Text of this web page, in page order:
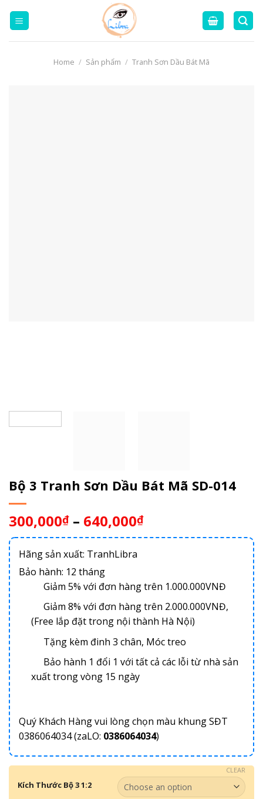
Home / Sản phẩm / Tranh Sơn Dầu Bát Mã
Bộ 3 Tranh Sơn Dầu Bát Mã SD-014
300,000₫ – 640,000₫
Hãng sản xuất: TranhLibra
Bảo hành: 12 tháng
Giảm 5% với đơn hàng trên 1.000.000VNĐ
Giảm 8% với đơn hàng trên 2.000.000VNĐ,
(Free lắp đặt trong nội thành Hà Nội)
Tặng kèm đinh 3 chân, Móc treo
Bảo hành 1 đổi 1 với tất cả các lỗi từ nhà sản
xuất trong vòng 15 ngày
Quý Khách Hàng vui lòng chọn màu khung SĐT
0386064034 (zaLO: 0386064034)
Kích Thước Bộ 3 1:2
CLEAR